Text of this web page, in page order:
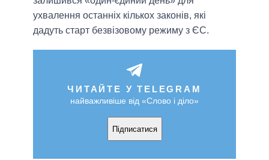
ухвалення останніх кількох законів, які
дадуть старт безвізовому режиму з ЄС.
ЧИТАЙТЕ У TELEGRAM
найважливіше від «Слово і діло»
Підписатися